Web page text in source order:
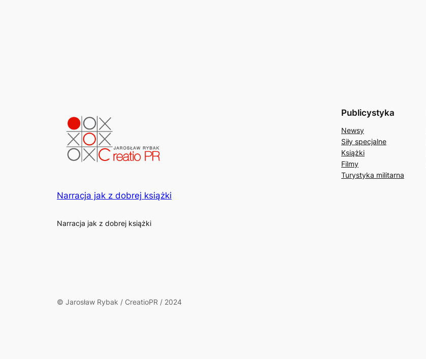
Narracja jak z dobrej książki
Narracja jak z dobrej książki
Publicystyka
Newsy
Siły specjalne
Książki
Filmy
Turystyka militarna
© Jarosław Rybak / CreatioPR / 2024